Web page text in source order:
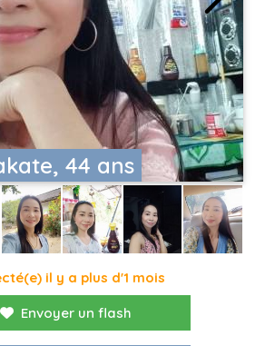
44 ans
il y a plus d'1 mois
Envoyer un flash